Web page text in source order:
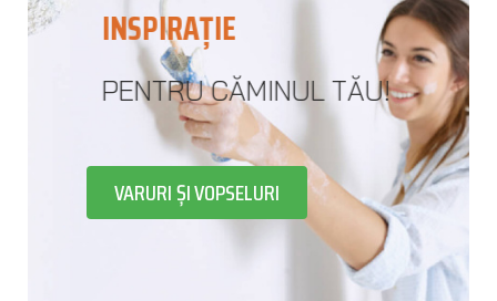
INSPIRAȚIE
PENTRU CĂMINUL TĂU!
VARURI ȘI VOPSELURI